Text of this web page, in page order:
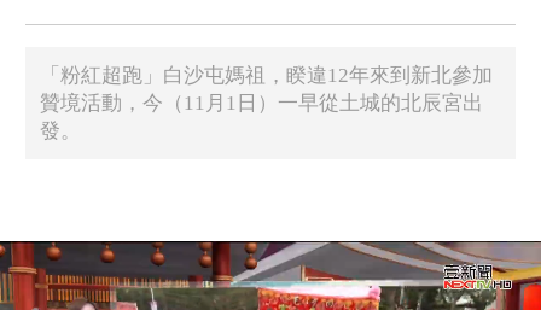
「粉紅超跑」白沙屯媽祖，睽違12年來到新北參加
贊境活動，今（11月1日）一早從土城的北辰宮出
發。